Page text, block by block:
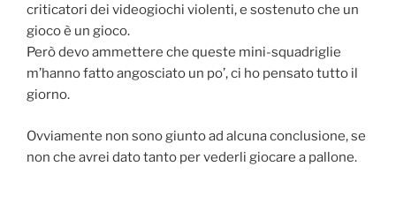
criticatori dei videogiochi violenti, e sostenuto che un
gioco è un gioco.
Però devo ammettere che queste mini-squadriglie
m’hanno fatto angosciato un po’, ci ho pensato tutto il
giorno.
Ovviamente non sono giunto ad alcuna conclusione, se
non che avrei dato tanto per vederli giocare a pallone.